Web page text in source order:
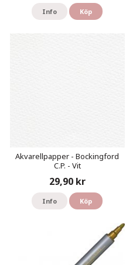
Info Köp
Akvarellpapper - Bockingford
C.P. - Vit
29,90 kr
Info Köp